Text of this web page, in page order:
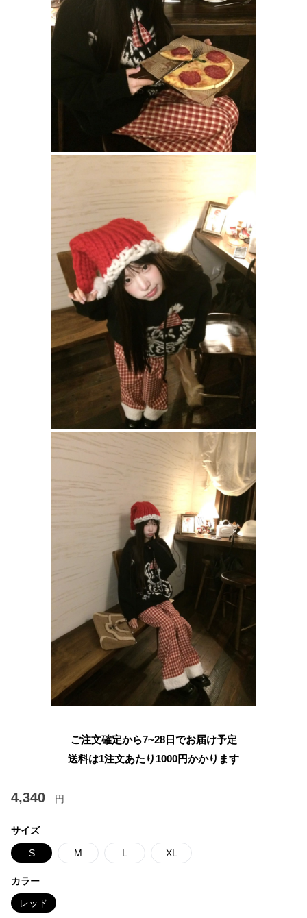
ご注文確定から7~28日でお届け予定
送料は1注文あたり 1000円かかります
4,340 円
サイズ
S M L XL
カラー
レッド